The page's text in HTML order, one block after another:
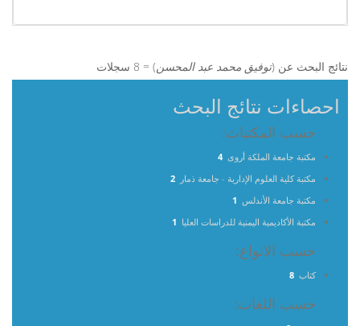
نتائج البحث عن (توفيق محمد عبد المحسن) = 8 سجلات
احصاءات نتائج البحث
حسب المكتبات:
مكتبة جامعة الملكة أروى 4
مكتبة كلية العلوم الإدارية - جامعة ذمار 2
مكتبة جامعة الأندلس 1
مكتبة الأكاديمية اليمنية للدراسات العليا 1
حسب الانواع:
كتاب 8
حسب اللغات: